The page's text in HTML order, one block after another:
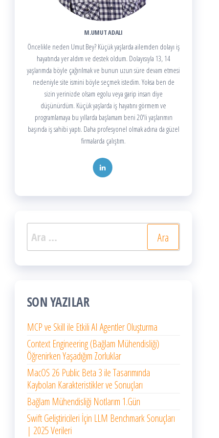
M.UMUT ADALI
Öncelikle neden Umut Bey? Küçük yaşlarda ailemden dolayı iş
hayatında yer aldım ve destek oldum. Dolayısıyla 13, 14
yaşlarımda böyle çağırılmak ve bunun uzun süre devam etmesi
nedeniyle site ismini böyle seçmek istedim. Yoksa ben de
sizin yerinizde olsam egolu veya garip insan diye
düşünürdüm. Küçük yaşlarda iş hayatını görmem ve
programlamaya bu yıllarda başlamam beni 20'li yaşlarımın
başında iş sahibi yaptı. Daha profesyonel olmak adına da güzel
firmalarda çalıştım.
Arama:
SON YAZILAR
MCP ve Skill ile Etkili AI Agentler Oluşturma
Context Engineering (Bağlam Mühendisliği)
Öğrenirken Yaşadığım Zorluklar
MacOS 26 Public Beta 3 ile Tasarımında
Kaybolan Karakteristikler ve Sonuçları
Bağlam Mühendisliği Notlarım 1.Gün
Swift Geliştiricileri İçin LLM Benchmark Sonuçları
| 2025 Verileri